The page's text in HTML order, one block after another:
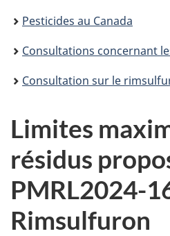
Pesticides au Canada
Consultations concernant
Consultation sur le rimsulfuron, Limites
Limites
résidus
PMRL2024-
Rimsulfuron